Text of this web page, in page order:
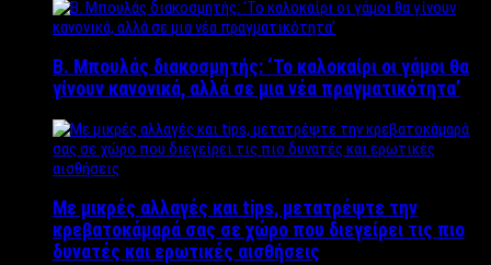
Β. Μπουλάς διακοσμητής: ‘Το καλοκαίρι οι γάμοι θα
γίνουν κανονικά, αλλά σε μια νέα πραγματικότητα’
Με μικρές αλλαγές και tips, μετατρέψτε την
κρεβατοκάμαρά σας σε χώρο που διεγείρει τις πιο
δυνατές και ερωτικές αισθήσεις